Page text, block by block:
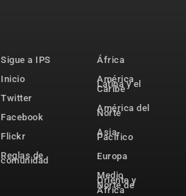
Sigue a IPS
Inicio
Twitter
Facebook
Flickr
Reglas de
comunidad
África
América
Latina y el
Caribe
América del
Norte
Asia-
Pacífico
Europa
Medio
Oriente y
Norte de
África